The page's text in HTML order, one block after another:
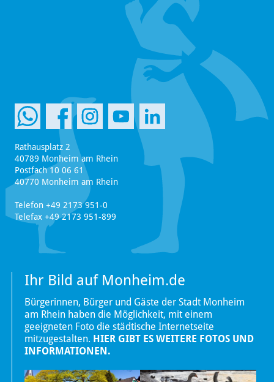
Rathausplatz 2
40789 Monheim am Rhein
Postfach 10 06 61
40770 Monheim am Rhein
Telefon +49 2173 951-0
Telefax +49 2173 951-899
Ihr Bild auf Monheim.de
Bürgerinnen, Bürger und Gäste der Stadt Monheim
am Rhein haben die Möglichkeit, mit einem
geeigneten Foto die städtische Internetseite
mitzugestalten. HIER GIBT ES WEITERE FOTOS UND
INFORMATIONEN.